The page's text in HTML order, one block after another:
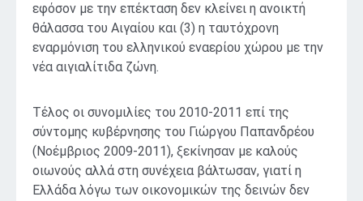
εφόσον με την επέκταση δεν κλείνει η ανοικτή
θάλασσα του Αιγαίου και (3) η ταυτόχρονη
εναρμόνιση του ελληνικού εναερίου χώρου με την
νέα αιγιαλίτιδα ζώνη.
Τέλος οι συνομιλίες του 2010-2011 επί της
σύντομης κυβέρνησης του Γιώργου Παπανδρέου
(Νοέμβριος 2009-2011), ξεκίνησαν με καλούς
οιωνούς αλλά στη συνέχεια βάλτωσαν, γιατί η
Ελλάδα λόγω των οικονομικών της δεινών δεν